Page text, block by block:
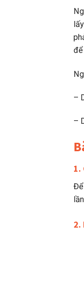
để
–
–
1.
Để
2.